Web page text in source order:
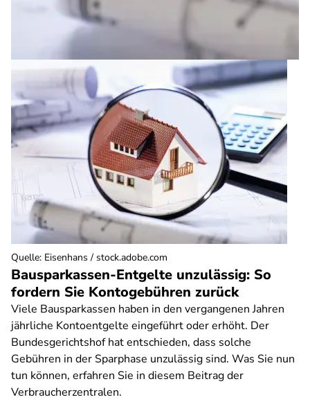
Bausparkassen-Entgelte unzulässig: So
fordern Sie Kontogebühren zurück
Viele Bausparkassen haben in den vergangenen Jahren
jährliche Kontoentgelte eingeführt oder erhöht. Der
Bundesgerichtshof hat entschieden, dass solche
Gebühren in der Sparphase unzulässig sind. Was Sie nun
tun können, erfahren Sie in diesem Beitrag der
Verbraucherzentralen.
Quelle: Eisenhans / stock.adobe.com